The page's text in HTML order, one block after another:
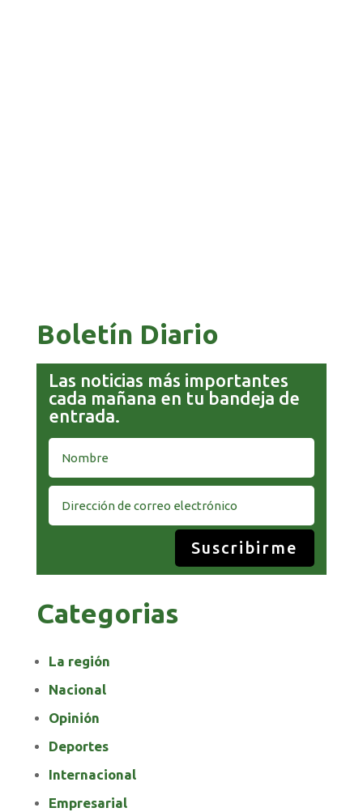
Boletín Diario
Las noticias más importantes
cada mañana en tu bandeja de
entrada.
Suscribirme
Categorias
La región
Nacional
Opinión
Deportes
Internacional
Empresarial